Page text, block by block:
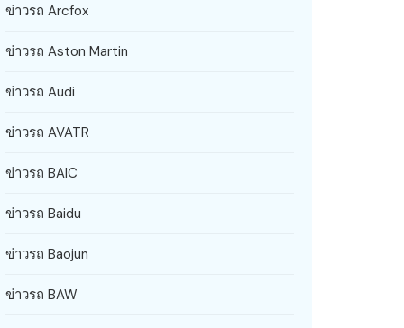
ข่าวรถ Arcfox
ข่าวรถ Aston Martin
ข่าวรถ Audi
ข่าวรถ AVATR
ข่าวรถ BAIC
ข่าวรถ Baidu
ข่าวรถ Baojun
ข่าวรถ BAW